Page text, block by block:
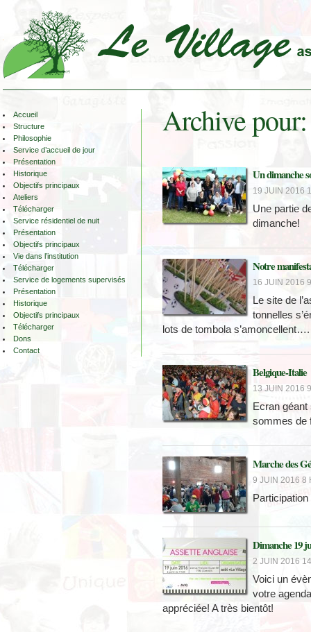
Archive
Accueil
Structure
Philosophie
Service d’accueil de jour
Présentation
Historique
Objectifs principaux
Ateliers
Télécharger
Service résidentiel de nuit
Présentation
Objectifs principaux
Vie dans l’institution
Télécharger
Service de logements supervisés
Présentation
Historique
Objectifs principaux
Télécharger
Dons
Contact
Un dimanche
19 JUIN 2016
Une partie
dimanche!
Notre
16 JUIN 2016
Le site de
tonnelles
lots de tombola s’amoncellent….
Belgique-Italie
13 JUIN 2016
Ecran
sommes de
Marche des
9 JUIN 2016 8
Dimanche 19
2 JUIN 2016
Voici un
votre
appréciée! A très bientôt!